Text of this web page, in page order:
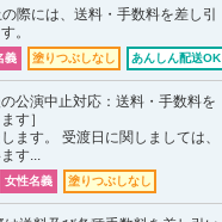
際には、送料・手数料を差し引
。
義 塗りつぶしなし あんしん配送OK
公演中止対応：送料・手数料を
す］
ます。 受渡日に関しましては、
す...
女性名義 塗りつぶしなし